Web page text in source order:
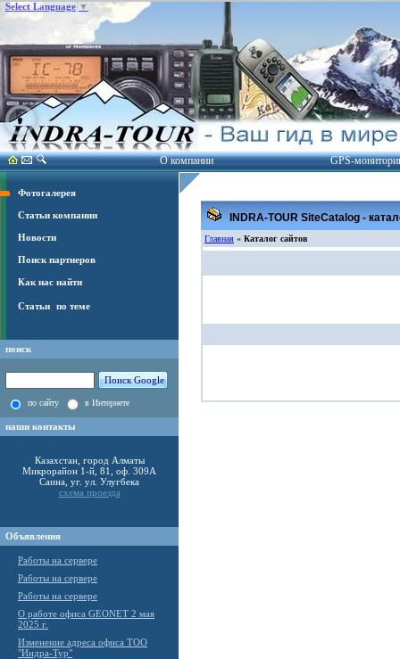
INDRA-TOUR SiteCatalog -
Главная « Каталог сайтов
О компании GPS-
Select Language ▼
Фотогалерея
Статьи компании
Новости
Поиск партнеров
Как нас найти
Статьи по теме
поиск
по сайту в Интернете
наши контакты
Казахстан, город Алматы
Микрорайон 1-й, 81, оф. 309А
Саина, уг. ул. Улугбека
схема проезда
Объявления
Работы на сервере
Работы на сервере
Работы на сервере
О работе офиса GEONET 2 мая
2025 г.
Изменение адреса офиса ТОО
"Индра-Тур"